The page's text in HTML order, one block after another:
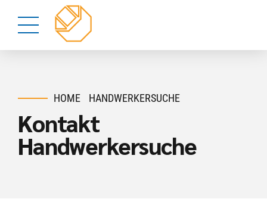
HOME HANDWERKERSUCHE
Kontakt
Handwerkersuche